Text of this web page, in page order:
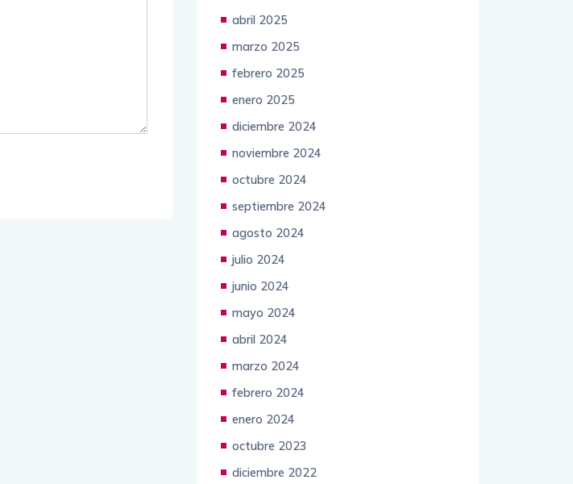
mayo 2025
abril 2025
marzo 2025
febrero 2025
enero 2025
diciembre 2024
noviembre 2024
octubre 2024
septiembre 2024
agosto 2024
julio 2024
junio 2024
mayo 2024
abril 2024
marzo 2024
febrero 2024
enero 2024
octubre 2023